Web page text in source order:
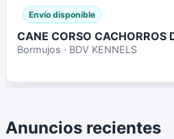
Envío disponible
Bormujos · BDV KENNELS
Anuncios recientes